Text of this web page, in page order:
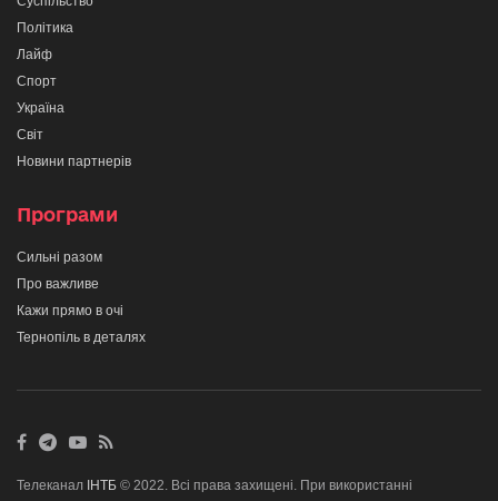
Політика
Лайф
Спорт
Україна
Світ
Новини партнерів
Програми
Сильні разом
Про важливе
Кажи прямо в очі
Тернопіль в деталях
Телеканал ІНТБ © 2022. Всі права захищені. При використанні